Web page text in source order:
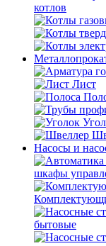
котлов
Лист
Насосы и
шкафы
бытовые